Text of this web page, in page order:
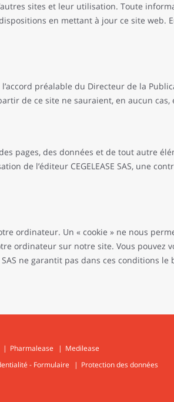
sites et leur utilisation. Toute
dispositions en mettant à jour ce site
préalable du Directeur de la
de ce site ne sauraient, en aucun cas,
pages, des données et de tout autre
de l’éditeur CEGELEASE SAS, une
ordinateur. Un « cookie » ne nous
ordinateur sur notre site. Vous pouvez
ne garantit pas dans ces conditions
Pharmalease
Medilease
- Formulaire
Protection des données